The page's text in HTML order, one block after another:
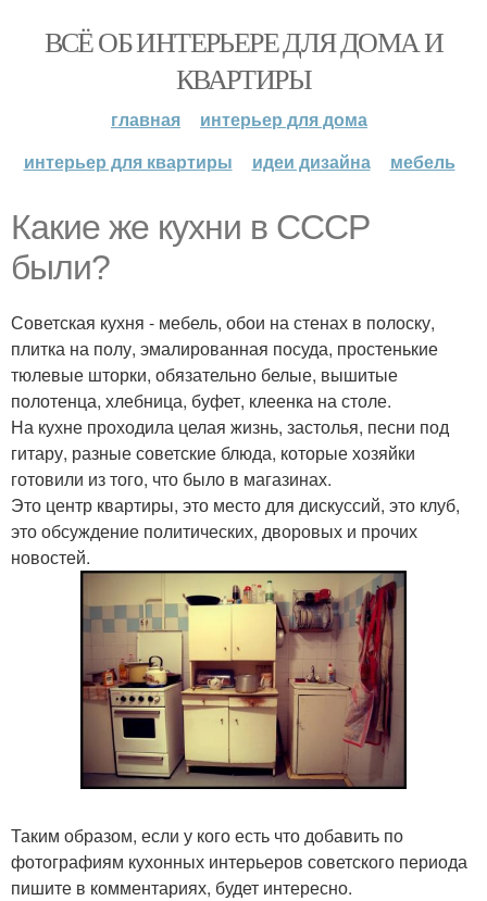
ВСЁ ОБ ИНТЕРЬЕРЕ ДЛЯ ДОМА И
КВАРТИРЫ
главная
интерьер для дома
интерьер для квартиры
идеи дизайна мебель
Какие же кухни в СССР
были?
Советская кухня - мебель, обои на стенах в полоску,
плитка на полу, эмалированная посуда, простенькие
тюлевые шторки, обязательно белые, вышитые
полотенца, хлебница, буфет, клеенка на столе.
На кухне проходила целая жизнь, застолья, песни под
гитару, разные советские блюда, которые хозяйки
готовили из того, что было в магазинах.
Это центр квартиры, это место для дискуссий, это клуб,
это обсуждение политических, дворовых и прочих
новостей.
Таким образом, если у кого есть что добавить по
фотографиям кухонных интерьеров советского периода
пишите в комментариях, будет интересно.